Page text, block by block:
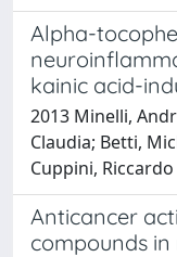
Alpha-
kainic acid-
2013 Minelli,
Claudia; Betti,
Cuppini, Riccardo
Anticancer
compounds in